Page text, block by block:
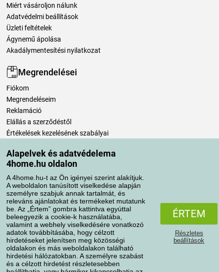
Alapelvek és adatvédelema
4home.hu oldalon
A 4home.hu-t az Ön igényei szerint alakítjuk.
A weboldalon tanúsított viselkedése alapján
személyre szabjuk annak tartalmát, és
releváns ajánlatokat és termékeket mutatunk
be. Az „Értem” gombra kattintva egyúttal
beleegyezik a cookie-k használatába,
valamint a webhely viselkedésére vonatkozó
adatok továbbításába, hogy célzott
hirdetéseket jelenítsen meg közösségi
oldalakon és más weboldalakon található
hirdetési hálózatokban. A személyre szabást
és a célzott hirdetést részletesebben
ÉRTEM
Részletes
beállítások
Miért vásároljon nálunk
Adatvédelmi beállítások
Üzleti feltételek
Ágynemű ápolása
Akadálymentesítési nyilatkozat
Megrendelései
Fiókom
Megrendeléseim
Reklamáció
Elállás a szerződéstől
Értékelések kezelésének szabályai
Szállítási módok
Fizetési módok
AdatvédelemSüti szabályzat